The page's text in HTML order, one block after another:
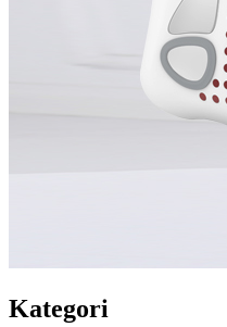
Kategori